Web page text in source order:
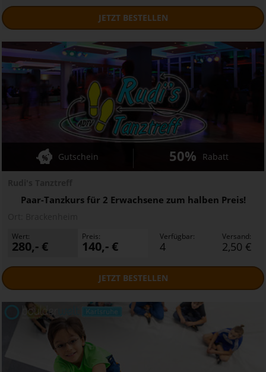
JETZTBESTELLEN
Paar-Tanzkurs für 2 Erwachsene zum halben Preis!
Gutschein 50% Rabatt
Wert:
280,- €
Preis:
140,- €
Verfügbar:
4
Versand:
2,50 €
JETZTBESTELLEN